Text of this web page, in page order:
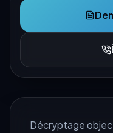
Décryptage